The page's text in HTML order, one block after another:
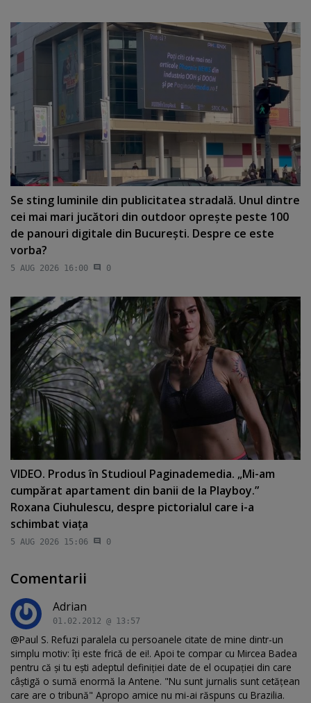
Se sting luminile din publicitatea stradală. Unul dintre
cei mai mari jucători din outdoor opreşte peste 100
de panouri digitale din Bucureşti. Despre ce este
vorba?
5 AUG 2026 16:00 0
VIDEO. Produs în Studioul Paginademedia. „Mi-am
cumpărat apartament din banii de la Playboy.”
Roxana Ciuhulescu, despre pictorialul care i-a
schimbat viaţa
5 AUG 2026 15:06 0
Comentarii
Adrian
01.02.2012 @ 13:57
@Paul S. Refuzi paralela cu persoanele citate de mine dintr-un
simplu motiv: îţi este frică de ei!. Apoi te compar cu Mircea Badea
pentru că şi tu eşti adeptul definiţiei date de el ocupaţiei din care
câştigă o sumă enormă la Antene. "Nu sunt jurnalis sunt cetăţean
care are o tribună" Apropo amice nu mi-ai răspuns cu Brazilia.